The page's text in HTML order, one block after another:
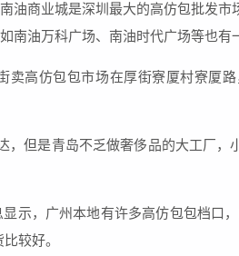
油商业城是深圳最大的高仿包批发市
油万科广场、南油时代广场等也有
高仿包包市场在厚街寮厦村寮厦路
，但是青岛不乏做奢侈品的大工厂，
示，广州本地有许多高仿包包档口
较好。